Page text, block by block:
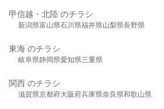
甲信越・北陸 のチラシ
新潟県富山県石川県福井県山梨県長野県
東海 のチラシ
岐阜県静岡県愛知県三重県
関西 のチラシ
滋賀県京都府大阪府兵庫県奈良県和歌山県